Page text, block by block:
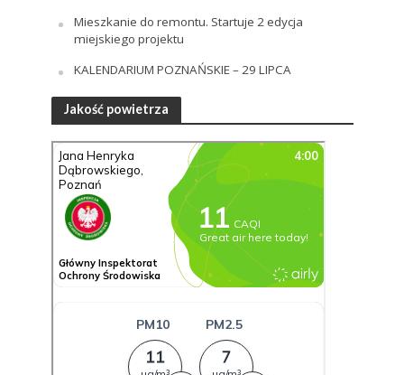
Mieszkanie do remontu. Startuje 2 edycja
miejskiego projektu
KALENDARIUM POZNAŃSKIE – 29 LIPCA
Jakość powietrza